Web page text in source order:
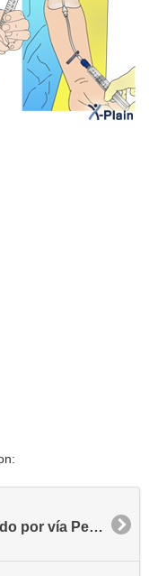
Catéter Central Insertado por vía Periférica (CCIP)